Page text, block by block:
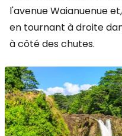
l'avenue Waianuenue
en tournant à droite
à côté des chutes.